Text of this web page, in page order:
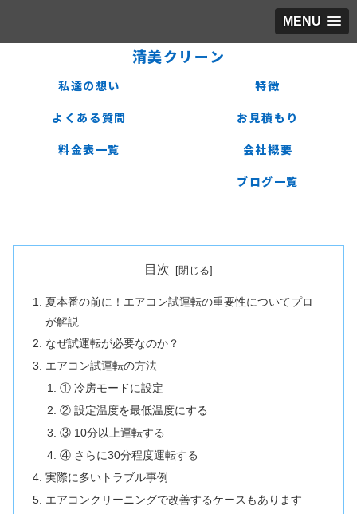
MENU
清美クリーン
私達の想い
特徴
よくある質問
お見積もり
料金表一覧
会社概要
ブログ一覧
目次
夏本番の前に！エアコン試運転の重要性についてプロ
が解説
なぜ試運転が必要なのか？
エアコン試運転の方法
① 冷房モードに設定
② 設定温度を最低温度にする
③ 10分以上運転する
④ さらに30分程度運転する
実際に多いトラブル事例
エアコンクリーニングで改善するケースもあります